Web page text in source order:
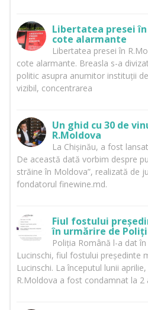
Libertatea presei
cote alarmante
Libertatea presei în
cote alarmante. Breasla s-a
politic asupra anumitor instituții
vizibil, concentrarea
Un ghid cu 30 de
R.Moldova
La Chișinău, a fost
De această dată vorbim despre
străine în Moldova”, realizată de
fondatorul finewine.md.
Fiul fostului
în urmărire de
Poliția Română l-a dat
Lucinschi, fiul fostului președinte
Lucinschi. La începutul lunii
R.Moldova a fost condamnat la 2